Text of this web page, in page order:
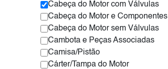
Cabeça do Motor com Válvulas
Cabeça do Motor e Componentes
Cabeça do Motor sem Válvulas
Cambota e Peças Associadas
Camisa/Pistão
Cárter/Tampa do Motor